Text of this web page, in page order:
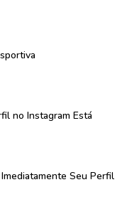
no Instagram Está
Seu Perfil